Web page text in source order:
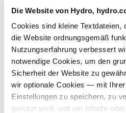
Die Website von Hydro,
Cookies sind kleine Textdateien,
die Website ordnungsgemäß
Nutzungserfahrung verbessert
notwendige Cookies, um den
Sicherheit der Website zu
wir optionale Cookies — mit
Einstellungen zu speichern, zu
genutzt wird, und um Inhalte